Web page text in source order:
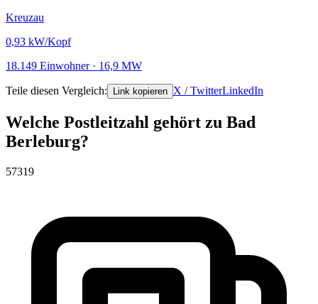
Kreuzau
0,93 kW/Kopf
18.149 Einwohner · 16,9 MW
Teile diesen Vergleich: Link kopieren X / TwitterLinkedIn
Welche Postleitzahl gehört zu Bad
Berleburg?
57319